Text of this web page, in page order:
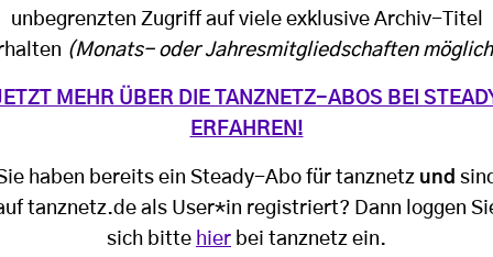
unbegrenzten Zugriff auf viele exklusive Archiv-Titel
(Monats- oder Jahresmitgliedschaften
MEHR ÜBER DIE TANZNETZ-ABOS BEI
ERFAHREN!
haben bereits ein Steady-Abo für tanznetz und
tanznetz.de als User*in registriert? Dann loggen
sich bitte hier bei tanznetz ein.